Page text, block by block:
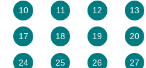
10 11 12 13
17 18 19 20
24 25 26 27